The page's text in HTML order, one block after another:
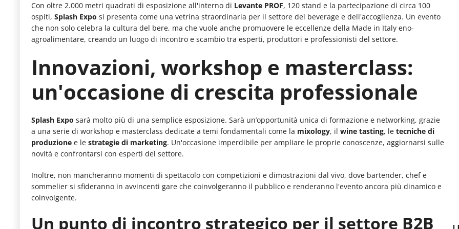
le
novità
del
Horeca.
Con oltre 2.000 metri quadrati di esposizione all'interno di Levante PROF, 120 stand e la partecipazione di circa 100
ospiti, Splash Expo si presenta come una vetrina straordinaria per il settore del beverage e dell'accoglienza. Un evento
che non solo celebra la cultura del bere, ma che vuole anche promuovere le eccellenze della Made in Italy eno-
agroalimentare, creando un luogo di incontro e scambio tra esperti, produttori e professionisti del settore.
Innovazioni, workshop e masterclass:
un'occasione di crescita professionale
Splash Expo sarà molto più di una semplice esposizione. Sarà un’opportunità unica di formazione e networking, grazie
a una serie di workshop e masterclass dedicate a temi fondamentali come la mixology, il wine tasting, le tecniche di
produzione e le strategie di marketing. Un'occasione imperdibile per ampliare le proprie conoscenze, aggiornarsi sulle
novità e confrontarsi con esperti del settore.
Inoltre, non mancheranno momenti di spettacolo con competizioni e dimostrazioni dal vivo, dove bartender, chef e
sommelier si sfideranno in avvincenti gare che coinvolgeranno il pubblico e renderanno l'evento ancora più dinamico e
coinvolgente.
Un punto di incontro strategico per il settore B2B